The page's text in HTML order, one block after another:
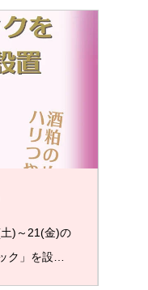
)～21(金)の
ク」を設…